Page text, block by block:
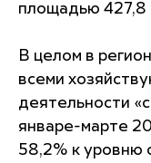
площадью 427,8
В целом в
всеми
деятельности
январе-марте
58,2% к уровню